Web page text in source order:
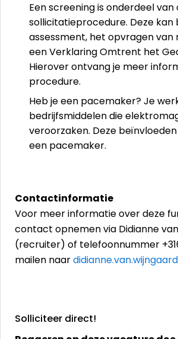
Een screening is onderdeel van
sollicitatieprocedure. Deze kan
assessment, het opvragen van
een Verklaring Omtrent het
Hierover ontvang je meer
procedure.
Heb je een pacemaker? Je
bedrijfsmiddelen die
veroorzaken. Deze
een pacemaker.
Contactinformatie
Voor meer informatie over deze
contact opnemen via Didianne
(recruiter) of telefoonnummer
mailen naar
Solliciteer direct!